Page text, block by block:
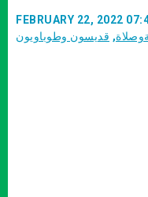
FEBRUARY 22, 2022
, قديسون وطوباويون